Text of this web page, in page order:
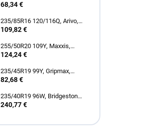
STATURE H/T
68,34 €
235/85R16 120/116Q, Arivo,
TERRAMAX ARV A/T
109,82 €
255/50R20 109Y, Maxxis,
VICTRA SPORT 6 VS6 SUV
124,24 €
235/45R19 99Y, Gripmax,
STATURE H/T
82,68 €
235/40R19 96W, Bridgestone,
DUELER ALL TERRAIN A/T
240,77 €